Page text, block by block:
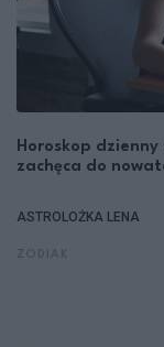
Horoskop dzienny
zachęca do
ASTROLOŻKA LENA